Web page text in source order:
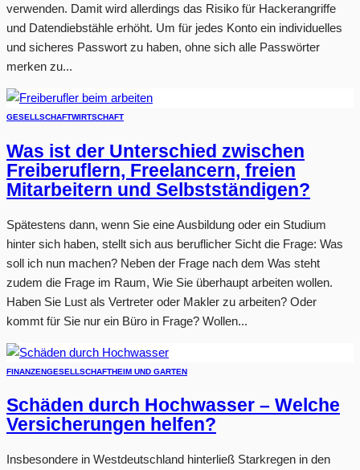
verwenden. Damit wird allerdings das Risiko für Hackerangriffe
und Datendiebstähle erhöht. Um für jedes Konto ein individuelles
und sicheres Passwort zu haben, ohne sich alle Passwörter
merken zu...
GESELLSCHAFTWIRTSCHAFT
Was ist der Unterschied zwischen
Freiberuflern, Freelancern, freien
Mitarbeitern und Selbstständigen?
Spätestens dann, wenn Sie eine Ausbildung oder ein Studium
hinter sich haben, stellt sich aus beruflicher Sicht die Frage: Was
soll ich nun machen? Neben der Frage nach dem Was steht
zudem die Frage im Raum, Wie Sie überhaupt arbeiten wollen.
Haben Sie Lust als Vertreter oder Makler zu arbeiten? Oder
kommt für Sie nur ein Büro in Frage? Wollen...
FINANZENGESELLSCHAFTHEIM UND GARTEN
Schäden durch Hochwasser – Welche
Versicherungen helfen?
Insbesondere in Westdeutschland hinterließ Starkregen in den